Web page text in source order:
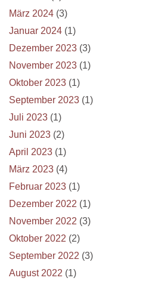
März 2024 (3)
Januar 2024 (1)
Dezember 2023 (3)
November 2023 (1)
Oktober 2023 (1)
September 2023 (1)
Juli 2023 (1)
Juni 2023 (2)
April 2023 (1)
März 2023 (4)
Februar 2023 (1)
Dezember 2022 (1)
November 2022 (3)
Oktober 2022 (2)
September 2022 (3)
August 2022 (1)